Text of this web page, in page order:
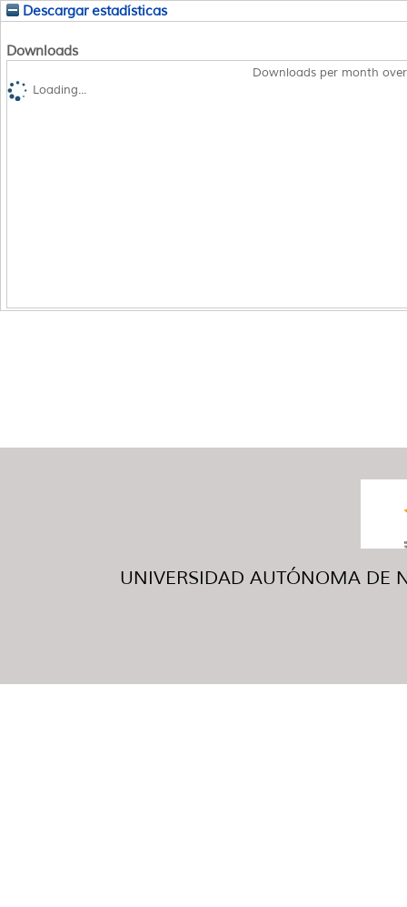
Descargar estadísticas
Downloads
Downloads per month
Loading...
UNIVERSIDAD AUTÓNOMA DE